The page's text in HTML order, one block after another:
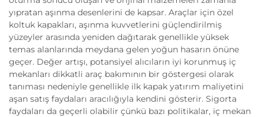
yıpratan aşınma desenlerini de kapsar. Araçlar için özel
koltuk kapakları, aşınma kuvvetlerini güçlendirilmiş
yüzeyler arasında yeniden dağıtarak genellikle yüksek
temas alanlarında meydana gelen yoğun hasarın önüne
geçer. Değer artışı, potansiyel alıcıların iyi korunmuş iç
mekanları dikkatli araç bakımının bir göstergesi olarak
tanıması nedeniyle genellikle ilk kapak yatırım maliyetini
aşan satış faydaları aracılığıyla kendini gösterir. Sigorta
faydaları da geçerli olabilir çünkü bazı politikalar, iç mekan